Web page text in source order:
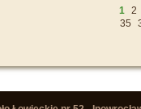
1 2
35